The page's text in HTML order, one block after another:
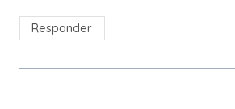
Responder